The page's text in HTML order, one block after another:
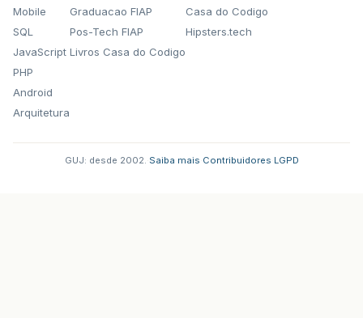
Mobile
SQL
JavaScript
PHP
Android
Arquitetura
Graduacao FIAP
Pos-Tech FIAP
Livros Casa do Codigo
Casa do Codigo
Hipsters.tech
GUJ: desde 2002. Saiba mais Contribuidores LGPD